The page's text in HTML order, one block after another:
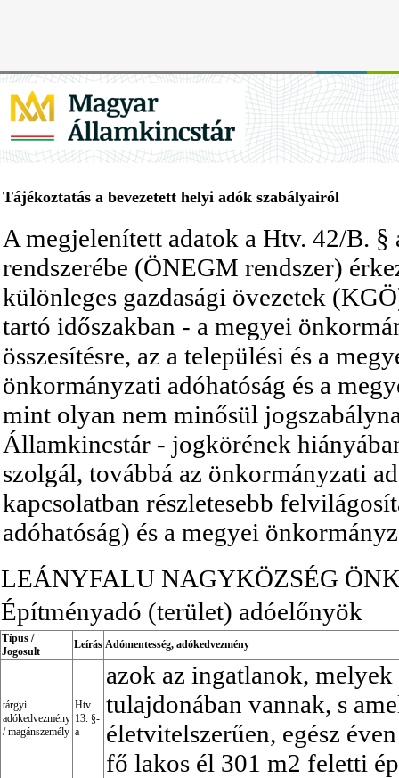
Tájékoztatás a bevezetett helyi adók szabályairól
A megjelenített adatok a Htv. 42/B.
rendszerébe (ÖNEGM rendszer)
különleges gazdasági övezetek
tartó időszakban - a megyei
összesítésre, az a települési és a
önkormányzati adóhatóság és a
mint olyan nem minősül
Államkincstár - jogkörének
szolgál, továbbá az önkormányzati
kapcsolatban részletesebb
adóhatóság) és a megyei
LEÁNYFALU NAGYKÖZSÉG
Építményadó (terület) adóelőnyök
Típus /
Jogosult
Leírás Adómentesség, adókedvezmény
tárgyi
adókedvezmény
/magánszemély
Htv.
13. §-
a
azok az ingatlanok,
tulajdonában vannak, s
életvitelszerűen, egész
fő lakos él 301 m2 feletti